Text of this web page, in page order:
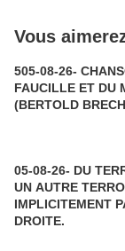
Vous
505-08-26-
FAUCILLE ET DU
(BERTOLD
05-08-26- DU
UN AUTRE
IMPLICITEMENT PAR CERTAINS MEDIAS D'EXTRÊME
DROITE.